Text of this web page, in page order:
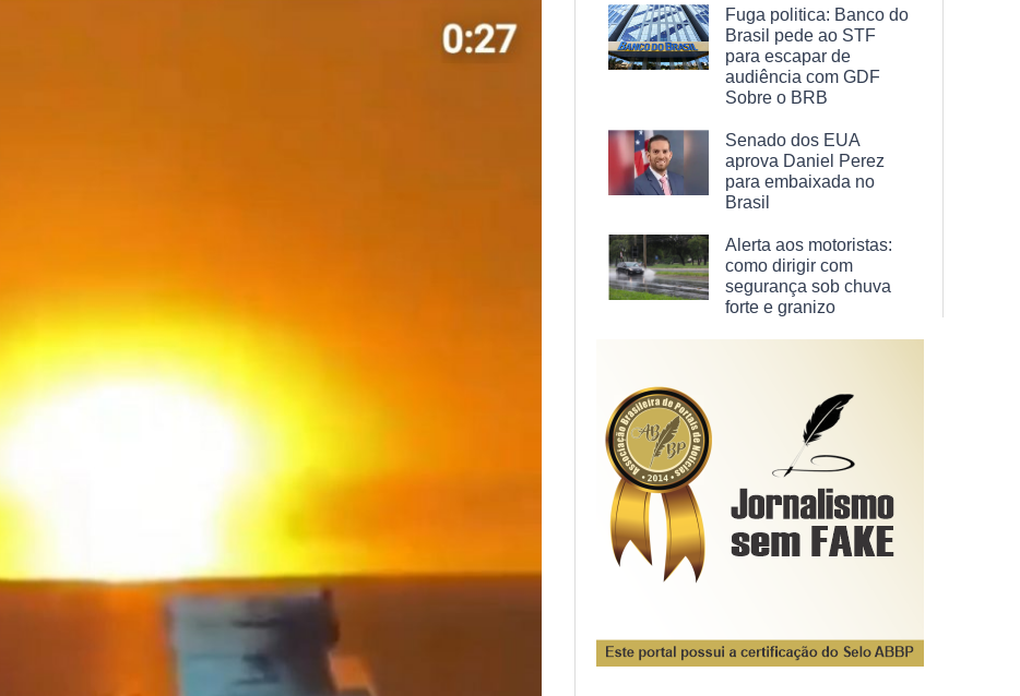
Fuga politica: Banco do
Brasil pede ao STF
para escapar de
audiência com GDF
Sobre o BRB
Senado dos EUA
aprova Daniel Perez
para embaixada no
Brasil
Alerta aos motoristas:
como dirigir com
segurança sob chuva
forte e granizo